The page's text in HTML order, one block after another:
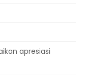
apresiasi